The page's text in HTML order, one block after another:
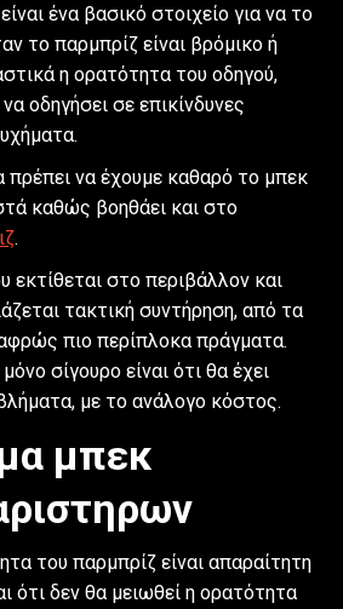
ένα βασικό στοιχείο για να το
το παρμπρίζ είναι βρόμικο ή
η ορατότητα του οδηγού,
οδηγήσει σε επικίνδυνες
πρέπει να έχουμε καθαρό το μπεκ
καθώς βοηθάει και στο
.
εκτίθεται στο περιβάλλον και
τακτική συντήρηση, από τα
πιο περίπλοκα πράγματα.
σίγουρο είναι ότι θα έχει
με το ανάλογο κόστος.
μπεκ
του παρμπρίζ είναι απαραίτητη
ότι δεν θα μειωθεί η ορατότητα